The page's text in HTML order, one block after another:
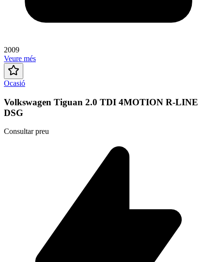
2009
Veure més
Ocasió
Volkswagen Tiguan 2.0 TDI 4MOTION R-LINE
DSG
Consultar preu